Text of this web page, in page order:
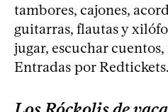
tambores, cajones,
guitarras, flautas y
jugar, escuchar
Entradas por Redtickets.